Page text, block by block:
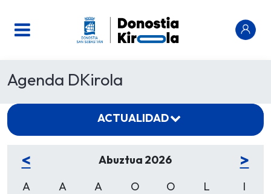
Agenda DKirola
ACTUALIDAD
< Abuztua 2026 >
A A A O O L
I